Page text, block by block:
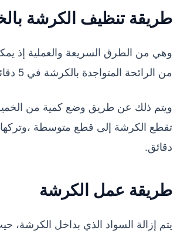
طريقة تنظيف الكرشة
وهي من الطرق السريعة والعملية إذ
من الرائحة المتواجدة بالكرشة في 5 دقائق.
ويتم ذلك عن طريق وضع كمية من
دقائق.
طريقة عمل الكرشة
يتم إزالة السواد الذي بداخل الكرشة،